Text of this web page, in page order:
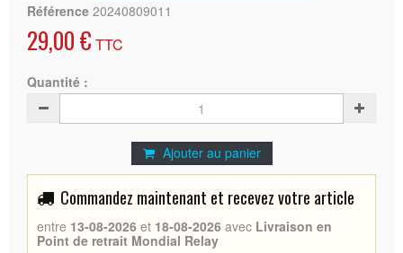
Référence 20240809011
29,00 € TTC
Quantité :
Ajouter au panier
Commandez maintenant et recevez votre article
entre 13-08-2026 et 18-08-2026 avec Livraison en
Point de retrait Mondial Relay